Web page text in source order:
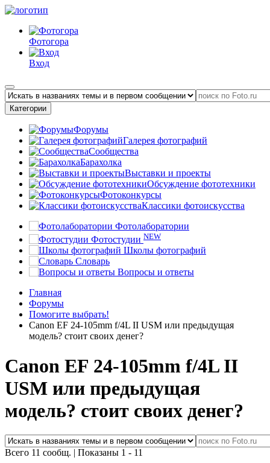
Фотогора
Вход
Категории
Форумы
Галерея фотографий
Сообщества
Барахолка
Выставки и проекты
Обсуждение фототехники
Фотоконкурсы
Классики фотоискусства
Фотолаборатории
Фотостудии NEW
Школы фотографий
Словарь
Вопросы и ответы
Главная
Форумы
Помогите выбрать!
Canon EF 24-105mm f/4L II USM или предыдущая
модель? стоит своих денег?
Canon EF 24-105mm f/4L II
USM или предыдущая
модель? стоит своих денег?
Всего 11 сообщ. | Показаны 1 - 11